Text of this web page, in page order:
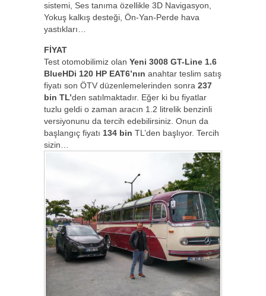
sistemi, Ses tanıma özellikle 3D Navigasyon,
Yokuş kalkış desteği, Ön-Yan-Perde hava
yastıkları…
FİYAT
Test otomobilimiz olan Yeni 3008 GT-Line 1.6
BlueHDi 120 HP EAT6’nın anahtar teslim satış
fiyatı son ÖTV düzenlemelerinden sonra 237
bin TL’den satılmaktadır. Eğer ki bu fiyatlar
tuzlu geldi o zaman aracın 1.2 litrelik benzinli
versiyonunu da tercih edebilirsiniz. Onun da
başlangıç fiyatı 134 bin TL’den başlıyor. Tercih
sizin…